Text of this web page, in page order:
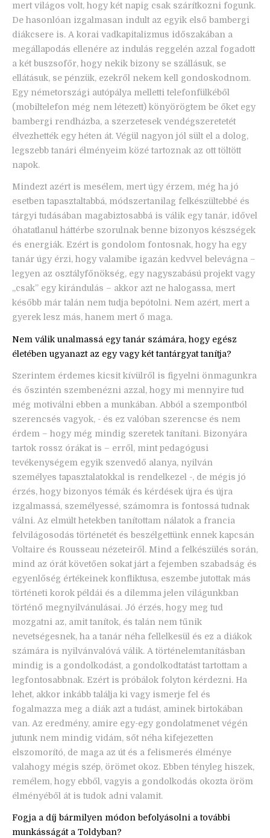
mert világos volt, hogy két napig csak szárítkozni fogunk.
De hasonlóan izgalmasan indult az egyik első bambergi
diákcsere is. A korai vadkapitalizmus időszakában a
megállapodás ellenére az indulás reggelén azzal fogadott
a két buszsofőr, hogy nekik bizony se szállásuk, se
ellátásuk, se pénzük, ezekről nekem kell gondoskodnom.
Egy németországi autópálya melletti telefonfülkéből
(mobiltelefon még nem létezett) könyörögtem be őket egy
bambergi rendházba, a szerzetesek vendégszeretetét
élvezhették egy héten át. Végül nagyon jól sült el a dolog,
legszebb tanári élményeim közé tartoznak az ott töltött
napok.
Mindezt azért is mesélem, mert úgy érzem, még ha jó
esetben tapasztaltabbá, módszertanilag felkészültebbé és
tárgyi tudásában magabiztosabbá is válik egy tanár, idővel
óhatatlanul háttérbe szorulnak benne bizonyos készségek
és energiák. Ezért is gondolom fontosnak, hogy ha egy
tanár úgy érzi, hogy valamibe igazán kedvvel belevágna –
legyen az osztályfőnökség, egy nagyszabású projekt vagy
„csak” egy kirándulás – akkor azt ne halogassa, mert
később már talán nem tudja bepótolni. Nem azért, mert a
gyerek lesz más, hanem mert ő maga.
Nem válik unalmassá egy tanár számára, hogy egész
életében ugyanazt az egy vagy két tantárgyat tanítja?
Szerintem érdemes kicsit kívülről is figyelni önmagunkra
és őszintén szembenézni azzal, hogy mi mennyire tud
még motiválni ebben a munkában. Abból a szempontból
szerencsés vagyok, - és ez valóban szerencse és nem
érdem – hogy még mindig szeretek tanítani. Bizonyára
tartok rossz órákat is – erről, mint pedagógusi
tevékenységem egyik szenvedő alanya, nyilván
személyes tapasztalatokkal is rendelkezel -, de mégis jó
érzés, hogy bizonyos témák és kérdések újra és újra
izgalmassá, személyessé, számomra is fontossá tudnak
válni. Az elmúlt hetekben tanítottam nálatok a francia
felvilágosodás történetét és beszélgettünk ennek kapcsán
Voltaire és Rousseau nézeteiről. Mind a felkészülés során,
mind az órát követően sokat járt a fejemben szabadság és
egyenlőség értékeinek konfliktusa, eszembe jutottak más
történeti korok példái és a dilemma jelen világunkban
történő megnyilvánulásai. Jó érzés, hogy meg tud
mozgatni az, amit tanítok, és talán nem tűnik
nevetségesnek, ha a tanár néha fellelkesül és ez a diákok
számára is nyilvánvalóvá válik. A történelemtanításban
mindig is a gondolkodást, a gondolkodtatást tartottam a
legfontosabbnak. Ezért is próbálok folyton kérdezni. Ha
lehet, akkor inkább találja ki vagy ismerje fel és
fogalmazza meg a diák azt a tudást, aminek birtokában
van. Az eredmény, amire egy-egy gondolatmenet végén
jutunk nem mindig vidám, sőt néha kifejezetten
elszomorító, de maga az út és a felismerés élménye
valahogy mégis szép, örömet okoz. Ebben tényleg hiszek,
remélem, hogy ebből, vagyis a gondolkodás okozta öröm
élményéből át is tudok adni valamit.
Fogja a díj bármilyen módon befolyásolni a további
munkásságát a Toldyban?